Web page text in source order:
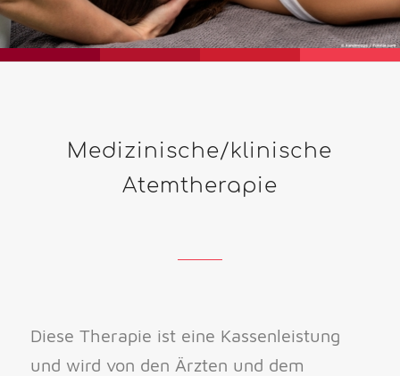
Medizinische/klinische
Atemtherapie
Diese Therapie ist eine Kassenleistung
und wird von den Ärzten und dem